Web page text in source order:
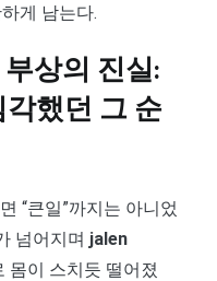
게 남는다.
상의 진실:
했던 그 순
“큰일”까지는 아니었
넘어지며 jalen
몸이 스치듯 떨어졌